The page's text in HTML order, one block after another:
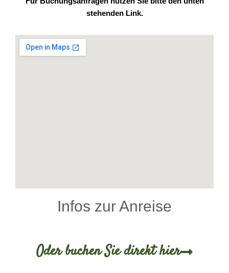
stehenden Link.
Infos zur Anreise
Oder buchen Sie direkt hier